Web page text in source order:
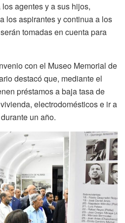
agentes y a sus hijos,
los aspirantes y continua a los
tomadas en cuenta para
con el Museo Memorial de
destacó que, mediante el
préstamos a baja tasa de
electrodomésticos e ir a
un año.